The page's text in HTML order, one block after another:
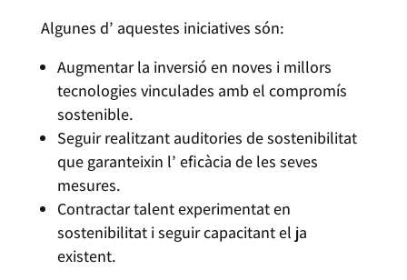
Algunes d’ aquestes iniciatives són:
Augmentar la inversió en noves i millors
tecnologies vinculades amb el compromís
sostenible.
Seguir realitzant auditories de sostenibilitat
que garanteixin l’ eficàcia de les seves
mesures.
Contractar talent experimentat en
sostenibilitat i seguir capacitant el ja
existent.